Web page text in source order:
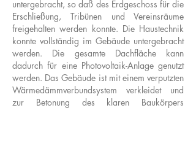
untergebracht, so daß des Erdgeschoss für die
Erschließung, Tribünen und Vereinsräume
freigehalten werden konnte. Die Haustechnik
konnte vollständig im Gebäude untergebracht
werden. Die gesamte Dachfläche kann
dadurch für eine Photovoltaik-Anlage genutzt
werden. Das Gebäude ist mit einem verputzten
Wärmedämmverbundsystem verkleidet und
zur Betonung des klaren Baukörpers